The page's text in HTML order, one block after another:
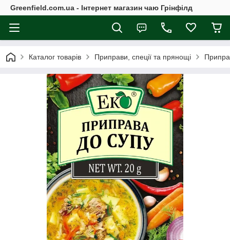
Greenfield.com.ua - Інтернет магазин чаю Грінфілд
Каталог товарів Приправи, спеції та прянощі